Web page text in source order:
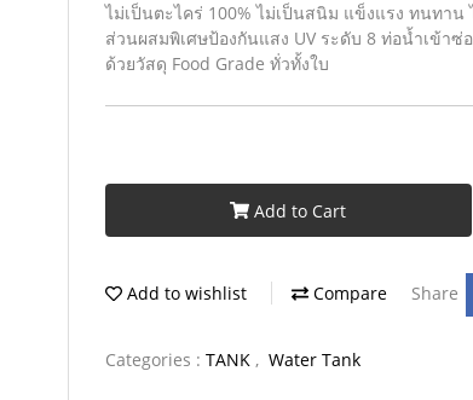
ไม่เป็นตะไคร่ 100% ไม่เป็นสนิม แข็งแรง ทนทา
ส่วนผสมพิเศษป้องกันแสง UV ระดับ 8 ท่อน้ำเข้า
ด้วยวัสดุ Food Grade ทั่วทั้งใบ
Add to Cart
Add to wishlist Compare Share
Categories : TANK , Water Tank